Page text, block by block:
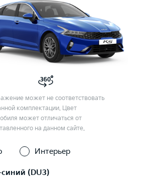
может не соответствовать
комплектации. Цвет
может отличаться от
на данном сайте.
Интерьер
(DU3)